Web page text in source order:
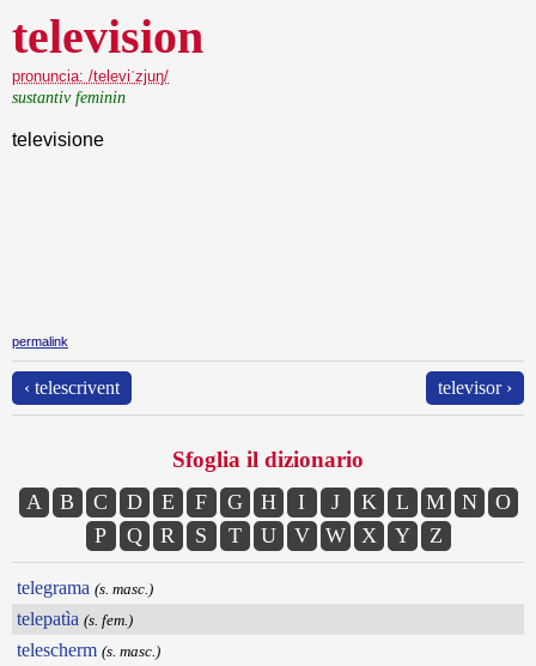
television
pronuncia: /televiˈzjuŋ/
sustantiv feminin
televisione
permalink
‹ telescrivent televisor ›
Sfoglia il dizionario
A B C D E F G H I J K L M N
O
P
Q R S T U V W X Y Z
telegrama (s. masc.)
telepatìa (s. fem.)
telescherm (s. masc.)